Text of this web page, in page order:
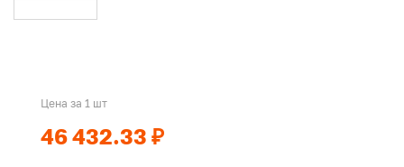
Цена за 1 шт
46 432.33 ₽